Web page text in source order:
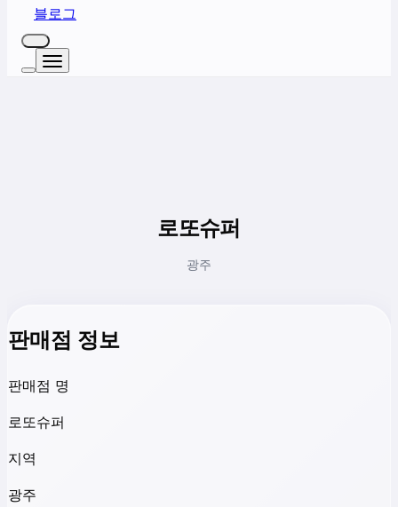
블로그
로또슈퍼
광주
판매점 정보
판매점 명
로또슈퍼
지역
광주